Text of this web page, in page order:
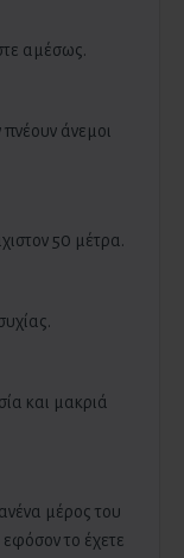
αμέσως.
άνεμοι
50 μέτρα.
και μακριά
μέρος του
το έχετε